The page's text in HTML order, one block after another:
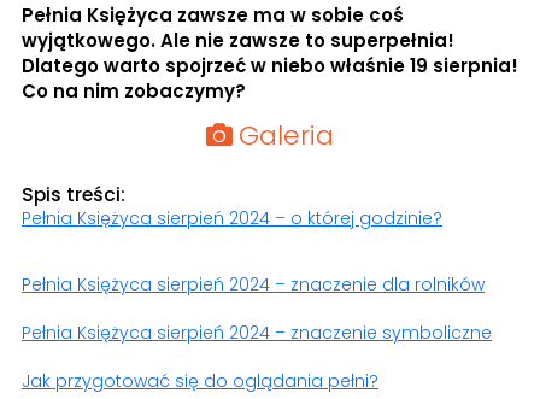
Pełnia Księżyca zawsze ma w sobie coś
wyjątkowego. Ale nie zawsze to superpełnia!
Dlatego warto spojrzeć w niebo właśnie 19 sierpnia!
Co na nim zobaczymy?
Galeria
Spis treści:
Pełnia Księżyca sierpień 2024 – o której godzinie?
Pełnia Księżyca sierpień 2024 – znaczenie dla rolników
Pełnia Księżyca sierpień 2024 – znaczenie symboliczne
Jak przygotować się do oglądania pełni?